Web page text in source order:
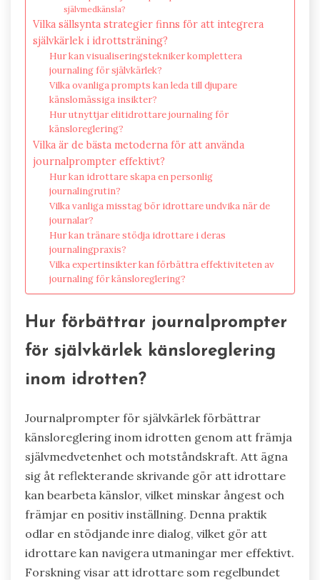
självmedkänsla?
Vilka sällsynta strategier finns för att integrera
självkärlek i idrottsträning?
Hur kan visualiseringstekniker komplettera
journaling för självkärlek?
Vilka ovanliga prompts kan leda till djupare
känslomässiga insikter?
Hur utnyttjar elitidrottare journaling för
känsloreglering?
Vilka är de bästa metoderna för att använda
journalprompter effektivt?
Hur kan idrottare skapa en personlig
journalingrutin?
Vilka vanliga misstag bör idrottare undvika när de
journalar?
Hur kan tränare stödja idrottare i deras
journalingpraxis?
Vilka expertinsikter kan förbättra effektiviteten av
journaling för känsloreglering?
Hur förbättrar journalprompter
för självkärlek känsloreglering
inom idrotten?
Journalprompter för självkärlek förbättrar
känsloreglering inom idrotten genom att främja
självmedvetenhet och motståndskraft. Att ägna
sig åt reflekterande skrivande gör att idrottare
kan bearbeta känslor, vilket minskar ångest och
främjar en positiv inställning. Denna praktik
odlar en stödjande inre dialog, vilket gör att
idrottare kan navigera utmaningar mer effektivt.
Forskning visar att idrottare som regelbundet